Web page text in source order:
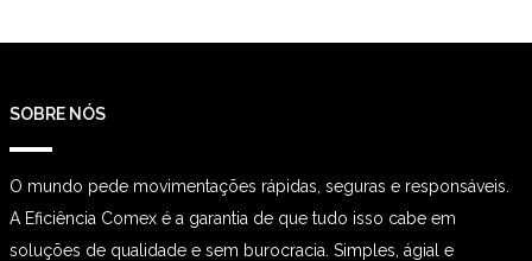
SOBRE NÓS
O mundo pede movimentações rápidas, seguras e responsáveis.
A Eficiência Comex é a garantia de que tudo isso cabe em
soluções de qualidade e sem burocracia. Simples, ágial e